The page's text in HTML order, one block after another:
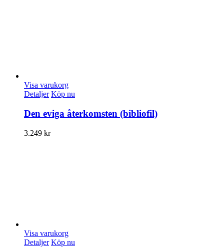
Visa varukorg
Detaljer Köp nu
Den eviga återkomsten (bibliofil)
3.249 kr
Visa varukorg
Detaljer Köp nu